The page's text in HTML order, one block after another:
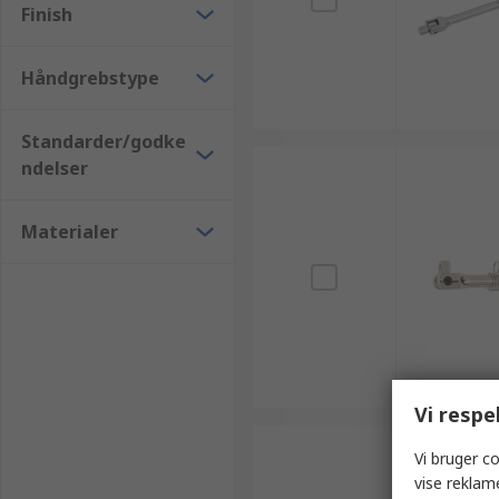
Finish
Håndgrebstype
Standarder/godke
ndelser
Materialer
Vi
Vi bruger
vise